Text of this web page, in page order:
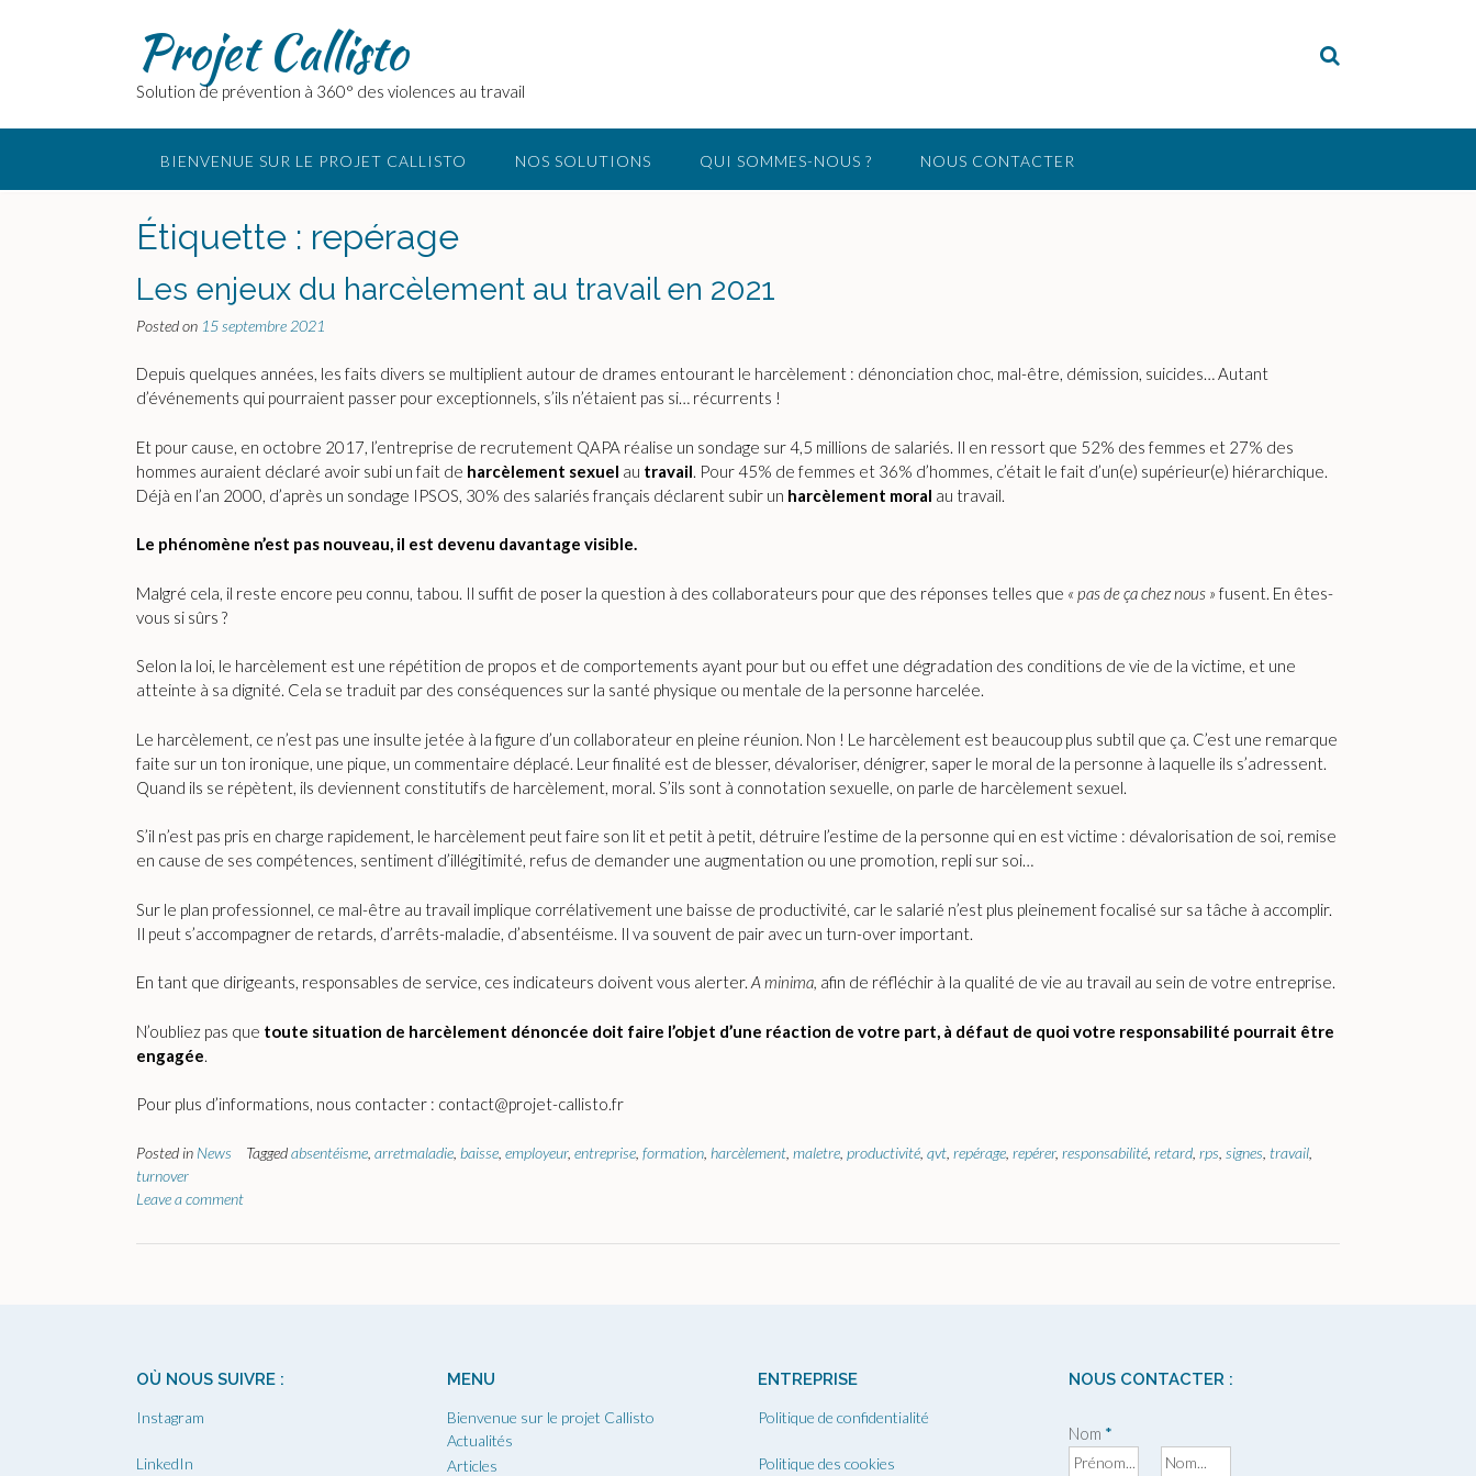
Projet Callisto
Solution de prévention à 360° des violences au travail
BIENVENUE SUR LE PROJET CALLISTO NOS SOLUTIONS QUI SOMMES-NOUS ? NOUS CONTACTER
Étiquette : repérage
Les enjeux du harcèlement au travail en 2021
Posted on 15 septembre 2021
Depuis quelques années, les faits divers se multiplient autour de drames entourant le harcèlement : dénonciation choc, mal-être, démission, suicides… Autant
d’événements qui pourraient passer pour exceptionnels, s’ils n’étaient pas si… récurrents !
Et pour cause, en octobre 2017, l’entreprise de recrutement QAPA réalise un sondage sur 4,5 millions de salariés. Il en ressort que 52% des femmes et 27% des
hommes auraient déclaré avoir subi un fait de harcèlement sexuel au travail . Pour 45% de femmes et 36% d’hommes, c’était le fait d’un(e) supérieur(e) hiérarchique.
Déjà en l’an 2000, d’après un sondage IPSOS, 30% des salariés français déclarent subir un harcèlement moral au travail.
Le phénomène n’est pas nouveau, il est devenu davantage visible.
Malgré cela, il reste encore peu connu, tabou. Il suffit de poser la question à des collaborateurs pour que des réponses telles que « pas de ça chez nous » fusent. En êtes-
vous si sûrs ?
Selon la loi, le harcèlement est une répétition de propos et de comportements ayant pour but ou effet une dégradation des conditions de vie de la victime, et une
atteinte à sa dignité. Cela se traduit par des conséquences sur la santé physique ou mentale de la personne harcelée.
Le harcèlement, ce n’est pas une insulte jetée à la figure d’un collaborateur en pleine réunion. Non ! Le harcèlement est beaucoup plus subtil que ça. C’est une remarque
faite sur un ton ironique, une pique, un commentaire déplacé. Leur finalité est de blesser, dévaloriser, dénigrer, saper le moral de la personne à laquelle ils s’adressent.
Quand ils se répètent, ils deviennent constitutifs de harcèlement, moral. S’ils sont à connotation sexuelle, on parle de harcèlement sexuel.
S’il n’est pas pris en charge rapidement, le harcèlement peut faire son lit et petit à petit, détruire l’estime de la personne qui en est victime : dévalorisation de soi, remise
en cause de ses compétences, sentiment d’illégitimité, refus de demander une augmentation ou une promotion, repli sur soi…
Sur le plan professionnel, ce mal-être au travail implique corrélativement une baisse de productivité, car le salarié n’est plus pleinement focalisé sur sa tâche à accomplir.
Il peut s’accompagner de retards, d’arrêts-maladie, d’absentéisme. Il va souvent de pair avec un turn-over important.
En tant que dirigeants, responsables de service, ces indicateurs doivent vous alerter. A minima, afin de réfléchir à la qualité de vie au travail au sein de votre entreprise.
N’oubliez pas que toute situation de harcèlement dénoncée doit faire l’objet d’une réaction de votre part, à défaut de quoi votre responsabilité pourrait être
engagée
Pour plus d’informations, nous contacter : contact@projet-callisto.fr
Posted in News Taggedabsentéisme arretmaladie baisse employeur, entreprise formation harcèlement maletre productivité qvt repérage repérer, responsabilité retard rps signes travail
turnover
Leave a comment
OÙ NOUS SUIVRE :
Instagram
LinkedIn
MENU
Bienvenue sur le projet Callisto
Actualités
Articles
ENTREPRISE
Politique de confidentialité
Politique des cookies
NOUS CONTACTER :
Nom *